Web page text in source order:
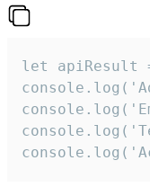
let apiResult